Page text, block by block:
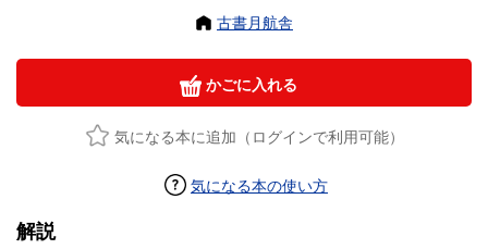
古書月航舎
かごに入れる
気になる本に追加（ログインで利用可能）
気になる本の使い方
解説